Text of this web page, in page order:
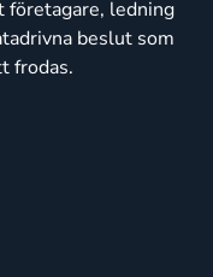
företagare, ledning
beslut som
frodas.